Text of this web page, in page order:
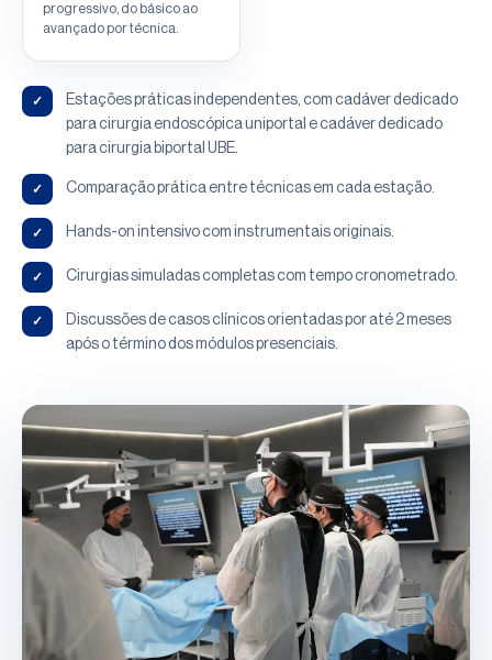
progressivo, do básico ao
avançado por técnica.
✓
Estações práticas independentes, com cadáver dedicado
para cirurgia endoscópica uniportal e cadáver dedicado
para cirurgia biportal UBE.
✓ Comparação prática entre técnicas em cada estação.
✓ Hands-on intensivo com instrumentais originais.
✓ Cirurgias simuladas completas com tempo cronometrado.
✓
Discussões de casos clínicos orientadas por até 2 meses
após o término dos módulos presenciais.